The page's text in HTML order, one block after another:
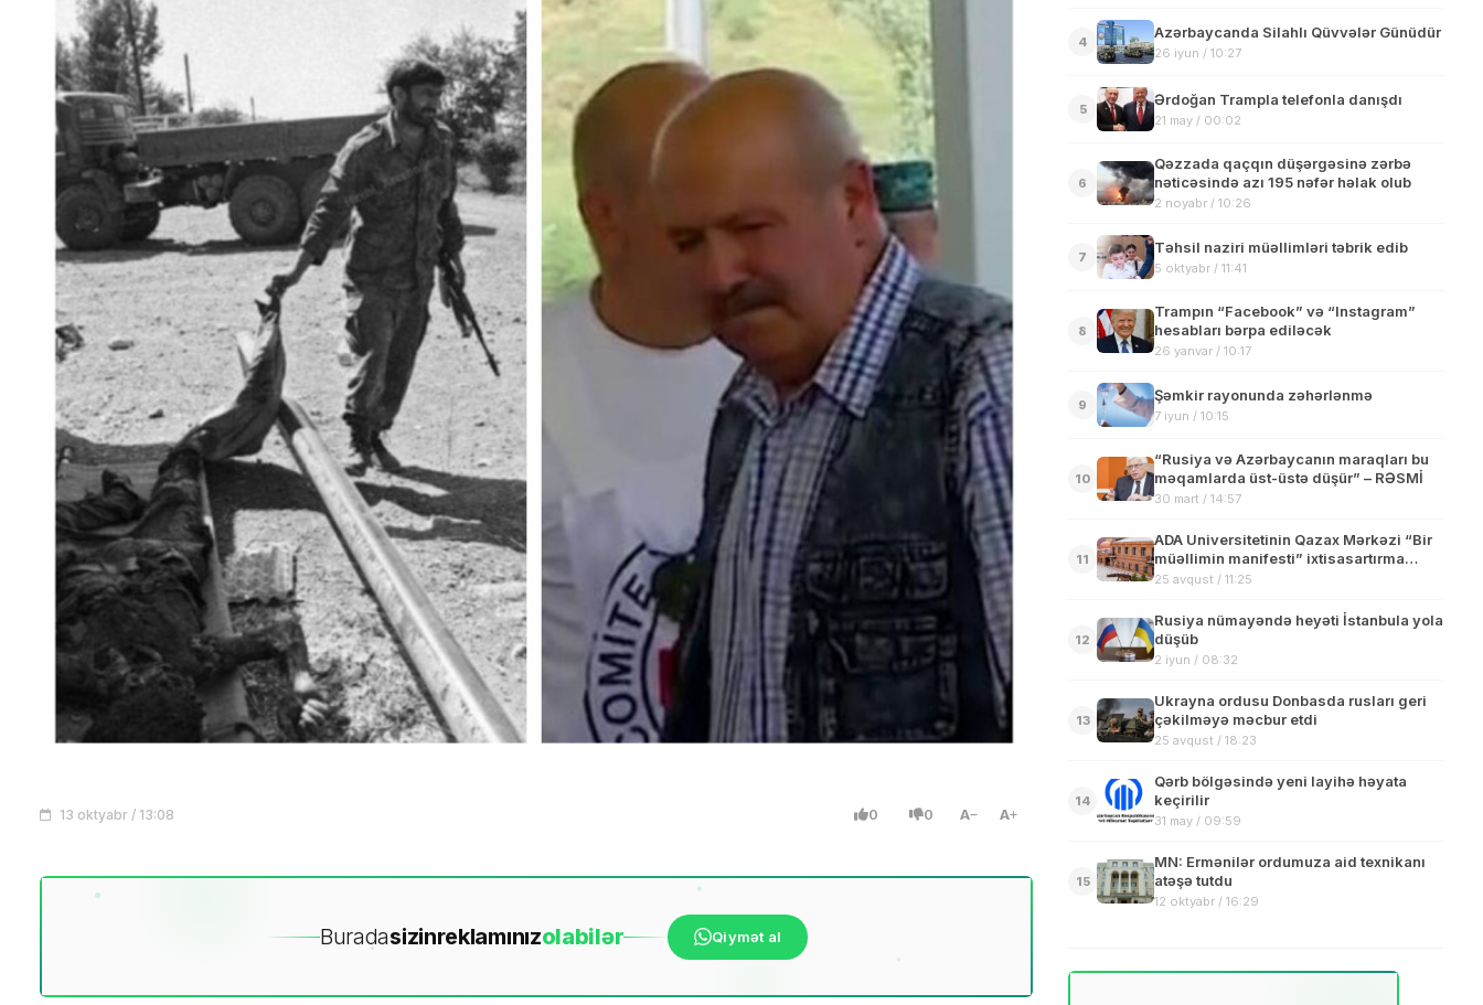
13 oktyabr / 13:08 0 0 A A
Buradasizinreklamınızolabilər Qiymət al
4
Azərbaycanda Silahlı Qüvvələr Günüdür
26 iyun / 10:27
5
Ərdoğan Trampla telefonla danışdı
21 may / 00:02
6
Qəzzada qaçqın düşərgəsinə zərbə
nəticəsində azı 195 nəfər həlak olub
2 noyabr / 10:26
7
Təhsil naziri müəllimləri təbrik edib
5 oktyabr / 11:41
8
Trampın “Facebook” və “Instagram”
hesabları bərpa ediləcək
26 yanvar / 10:17
9
Şəmkir rayonunda zəhərlənmə
7 iyun / 10:15
10
“Rusiya və Azərbaycanın maraqları bu
məqamlarda üst-üstə düşür” – RƏSMİ
30 mart / 14:57
11
ADA Universitetinin Qazax Mərkəzi “Bir
müəllimin manifesti” ixtisasartırma
proqramına qəbul elan edib
25 avqust / 11:25
12
Rusiya nümayəndə heyəti İstanbula yola
düşüb
2 iyun / 08:32
13
Ukrayna ordusu Donbasda rusları geri
çəkilməyə məcbur etdi
25 avqust / 18:23
14
Qərb bölgəsində yeni layihə həyata
keçirilir
31 may / 09:59
15
MN: Ermənilər ordumuza aid texnikanı
atəşə tutdu
12 oktyabr / 16:29